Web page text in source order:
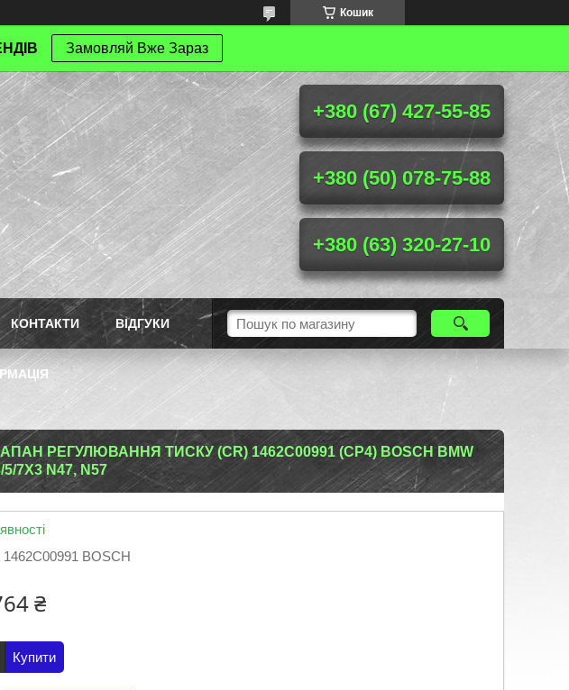
Кошик
Замовляй Вже Зараз
+380 (67) 427-55-85
+380 (50) 078-75-88
+380 (63) 320-27-10
КОНТАКТИ ВІДГУКИ
РЕГУЛЮВАННЯ ТИСКУ (CR) 1462C00991 (CP4) BOSCH BMW
5/7X3 N47, N57
1462C00991 BOSCH
₴
Купити